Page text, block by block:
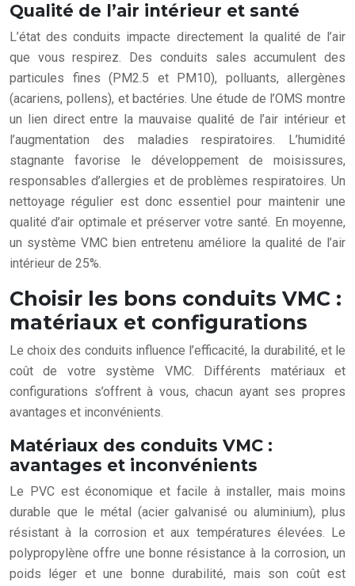
Qualité de l’air intérieur et santé
L’état des conduits impacte directement la qualité de l’air
que vous respirez. Des conduits sales accumulent des
particules fines (PM2.5 et PM10), polluants, allergènes
(acariens, pollens), et bactéries. Une étude de l’OMS montre
un lien direct entre la mauvaise qualité de l’air intérieur et
l’augmentation des maladies respiratoires. L’humidité
stagnante favorise le développement de moisissures,
responsables d’allergies et de problèmes respiratoires. Un
nettoyage régulier est donc essentiel pour maintenir une
qualité d’air optimale et préserver votre santé. En moyenne,
un système VMC bien entretenu améliore la qualité de l’air
intérieur de 25%.
Choisir les bons conduits VMC :
matériaux et configurations
Le choix des conduits influence l’efficacité, la durabilité, et le
coût de votre système VMC. Différents matériaux et
configurations s’offrent à vous, chacun ayant ses propres
avantages et inconvénients.
Matériaux des conduits VMC :
avantages et inconvénients
Le PVC est économique et facile à installer, mais moins
durable que le métal (acier galvanisé ou aluminium), plus
résistant à la corrosion et aux températures élevées. Le
polypropylène offre une bonne résistance à la corrosion, un
poids léger et une bonne durabilité, mais son coût est